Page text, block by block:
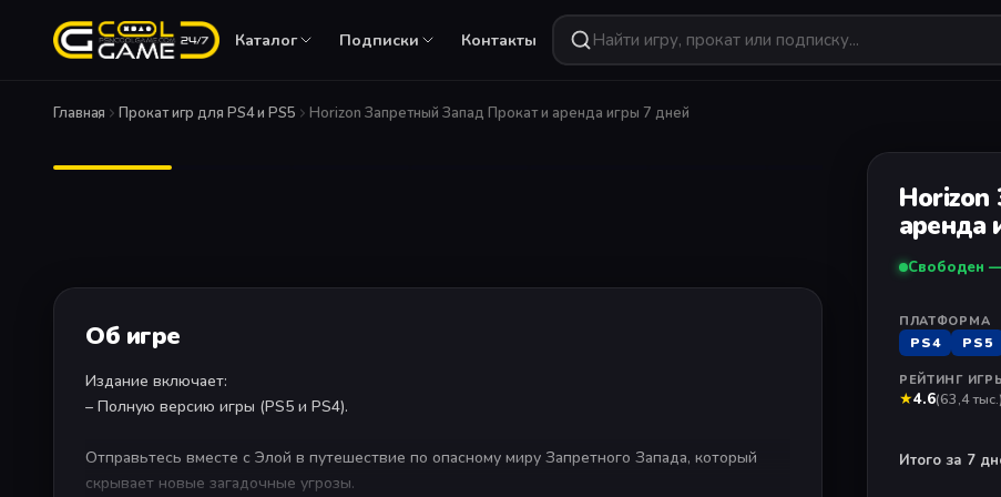
Каталог
ИГРА НЕДЕЛИ
Новинка — уже в каталоге
Подписки
от1090 ₽
Контакты
Главная Прокат игр для PS4 и PS5 Horizon Запретный Запад Прокат и аренда игры 7 дней
Horizon
аренда
Свободен —
ПЛАТФОРМА
PS4 PS5
РЕЙТИНГ
★4.6(63,4 тыс.)
Итого за 7
Об игре
Издание включает:
– Полную версию игры (PS5 и PS4).
Отправьтесь вместе с Элой в путешествие по опасному миру Запретного Запада, который
скрывает новые загадочные угрозы.